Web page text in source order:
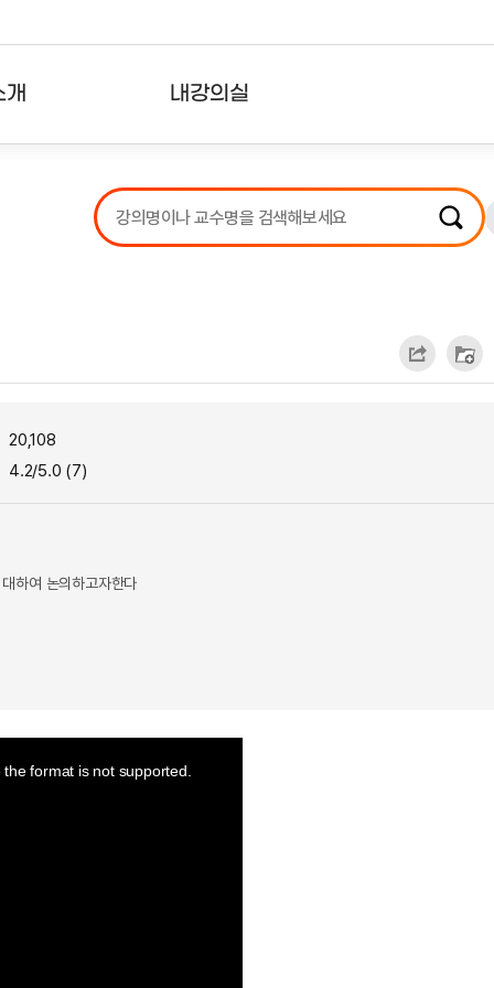
내강의실
강의리스트
수강확인증강의
20,108
4.2/5.0 (7)
하여 논의하고자한다
format is not supported.